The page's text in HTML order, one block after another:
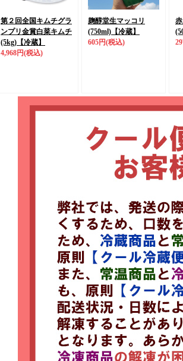
第２回全国キムチグラ
ンプリ金賞白菜キムチ
(5kg) 【冷蔵】
4,968円(税込)
麹醇堂生マッコリ
(750ml) 【冷蔵】
605円(税込)